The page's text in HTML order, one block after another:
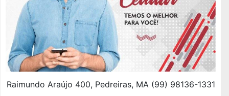
Raimundo Araújo 400, Pedreiras, MA (99) 98136-1331